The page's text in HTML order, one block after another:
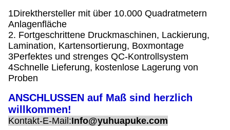
1Direkthersteller mit über 10.000 Quadratmetern
Anlagenfläche
2. Fortgeschrittene Druckmaschinen, Lackierung,
Lamination, Kartensortierung, Boxmontage
3Perfektes und strenges QC-Kontrollsystem
4Schnelle Lieferung, kostenlose Lagerung von
Proben
ANSCHLUSSEN auf Maß sind herzlich
willkommen!
Kontakt-E-Mail:Info@yuhuapuke.com